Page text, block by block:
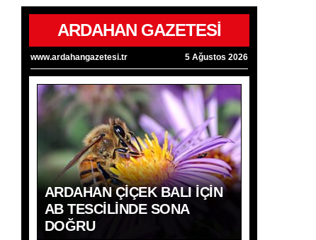
ARDAHAN GAZETESİ
www.ardahangazetesi.tr 5 Ağustos 2026
ARDAHAN ÇIÇEK BALI İÇIN
AB TESCILINDE SONA
DOĞRU